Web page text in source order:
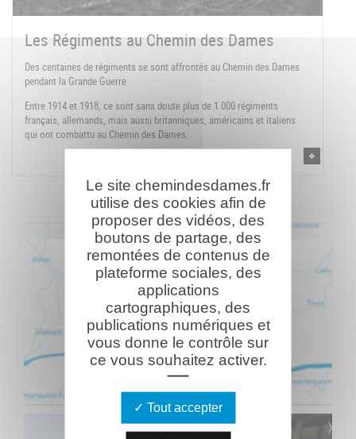
Les Régiments au Chemin des Dames
Des centaines de régiments se sont affrontés au Chemin des Dames
pendant la Grande Guerre
Entre 1914 et 1918, ce sont sans doute plus de 1 000 régiments
français, allemands, mais aussi britanniques, américains et italiens
qui ont combattu au Chemin des Dames.
Le site chemindesdames.fr
utilise des cookies afin de
proposer des vidéos, des
boutons de partage, des
remontées de contenus de
plateforme sociales, des
applications
cartographiques, des
publications numériques et
vous donne le contrôle sur
ce vous souhaitez activer.
Tout accepter